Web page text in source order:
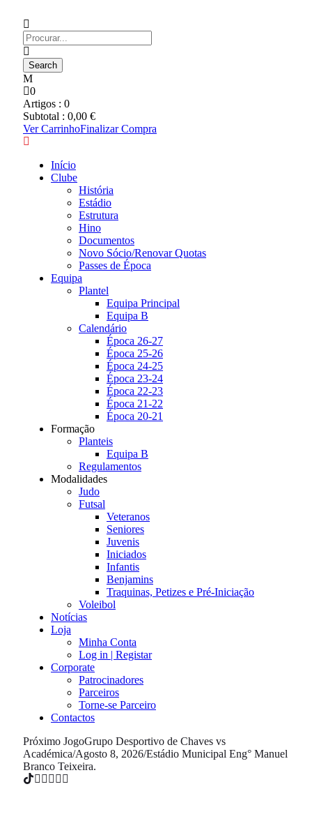
0
Artigos : 0
Subtotal : 0,00 €
Ver CarrinhoFinalizar Compra
Início
Clube
História
Estádio
Estrutura
Hino
Documentos
Novo Sócio/Renovar Quotas
Passes de Época
Equipa
Plantel
Equipa Principal
Equipa B
Calendário
Época 26-27
Época 25-26
Época 24-25
Época 23-24
Época 22-23
Época 21-22
Época 20-21
Formação
Planteis
Equipa B
Regulamentos
Modalidades
Judo
Futsal
Veteranos
Seniores
Juvenis
Iniciados
Infantis
Benjamins
Traquinas, Petizes e Pré-Iniciação
Voleibol
Notícias
Loja
Minha Conta
Log in | Registar
Corporate
Patrocinadores
Parceiros
Torne-se Parceiro
Contactos
Próximo JogoGrupo Desportivo de Chaves vs
Académica/Agosto 8, 2026/Estádio Municipal Eng° Manuel
Branco Teixeira.